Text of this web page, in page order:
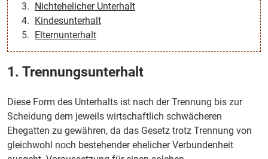
Nichtehelicher Unterhalt
Kindesunterhalt
Elternunterhalt
1. Trennungsunterhalt
Diese Form des Unterhalts ist nach der Trennung bis zur
Scheidung dem jeweils wirtschaftlich schwächeren
Ehegatten zu gewähren, da das Gesetz trotz Trennung von
gleichwohl noch bestehender ehelicher Verbundenheit